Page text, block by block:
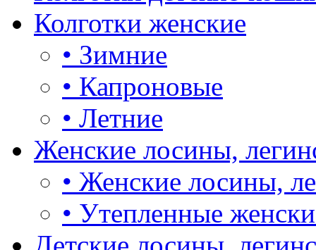
Колготки женские
• Зимние
• Капроновые
• Летние
Женские лосины,
• Женские лосины,
• Утепленные